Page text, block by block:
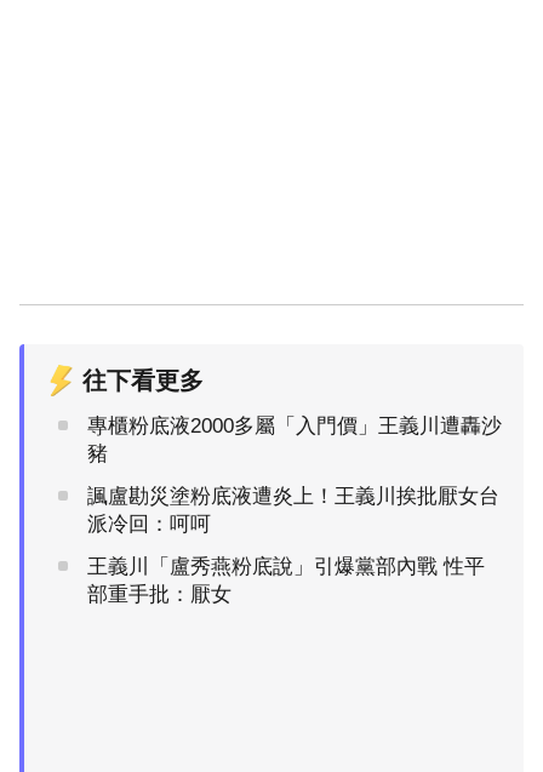
往下看更多
專櫃粉底液2000多屬「入門價」王義川遭轟沙
豬
諷盧勘災塗粉底液遭炎上！王義川挨批厭女台
派冷回：呵呵
王義川「盧秀燕粉底說」引爆黨部內戰 性平
部重手批：厭女